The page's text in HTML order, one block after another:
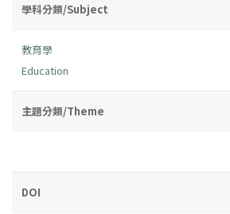
學科分類/Subject
教育學
Education
主題分類/Theme
DOI